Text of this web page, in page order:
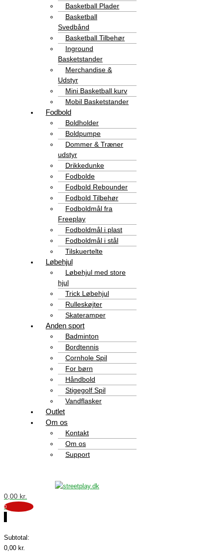
Basketball Plader
Basketball
Svedbånd
Basketball Tilbehør
Inground
Basketstander
Merchandise &
Udstyr
Mini Basketball kurv
Mobil Basketstander
Fodbold
Boldholder
Boldpumpe
Dommer & Træner
udstyr
Drikkedunke
Fodbolde
Fodbold Rebounder
Fodbold Tilbehør
Fodboldmål fra
Freeplay
Fodboldmål i plast
Fodboldmål i stål
Tilskuertelte
Løbehjul
Løbehjul med store
hjul
Trick Løbehjul
Rulleskøjter
Skateramper
Anden sport
Badminton
Bordtennis
Cornhole Spil
For børn
Håndbold
Stigegolf Spil
Vandflasker
Outlet
Om os
Kontakt
Om os
Support
0,00 kr.
0
Subtotal:
0,00 kr.